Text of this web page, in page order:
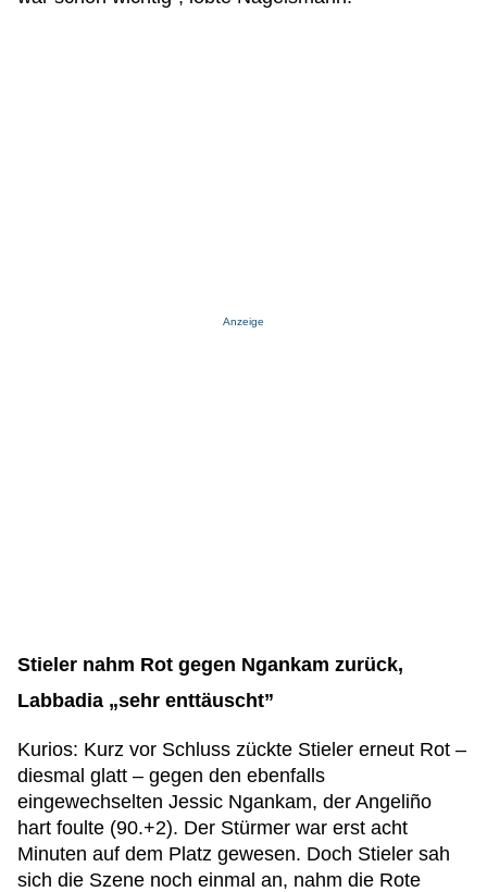
Anzeige
Stieler nahm Rot gegen Ngankam zurück,
Labbadia „sehr enttäuscht”
Kurios: Kurz vor Schluss zückte Stieler erneut Rot –
diesmal glatt – gegen den ebenfalls
eingewechselten Jessic Ngankam, der Angeliño
hart foulte (90.+2). Der Stürmer war erst acht
Minuten auf dem Platz gewesen. Doch Stieler sah
sich die Szene noch einmal an, nahm die Rote